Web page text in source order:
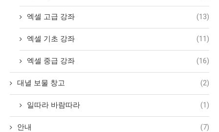
엑셀 고급 강좌 (13)
엑셀 기초 강좌 (11)
엑셀 중급 강좌 (16)
대녈 보물 창고 (2)
일따라 바람따라 (1)
안내 (7)